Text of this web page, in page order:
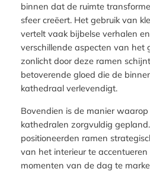
binnen dat de ruimte
sfeer creëert. Het gebruik van
vertelt vaak bijbelse verhalen
verschillende aspecten van het
zonlicht door deze ramen
betoverende gloed die de
kathedraal verlevendigt.
Bovendien is de manier
kathedralen zorgvuldig
positioneerden ramen
van het interieur te accentueren
momenten van de dag te